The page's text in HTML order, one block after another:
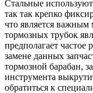
Стальные
так так крепко
что является
тормозных трубок
предполагает частое
замене данных
тормозной барабан,
инструмента
обратиться к